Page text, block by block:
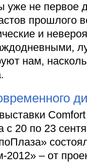
уже не первое
прошлого
и
нам,
с 20 по 23
– от